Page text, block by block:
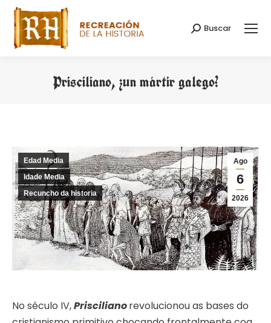
Search:
Buscar
Prisciliano, ¿un mártir galego?
Ago
6
2026
Edad Media
Idade Media
Recuncho da historia
No século IV,Priscilianorevolucionou as bases do